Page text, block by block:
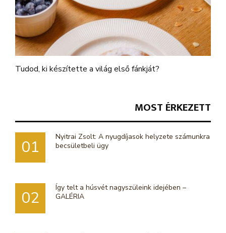
Tudod, ki készítette a világ első fánkját?
MOST ÉRKEZETT
01
Nyitrai Zsolt: A nyugdíjasok helyzete számunkra
becsületbeli ügy
02
Így telt a húsvét nagyszüleink idejében –
GALÉRIA